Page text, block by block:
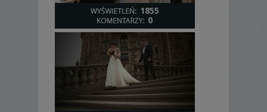
1855
0